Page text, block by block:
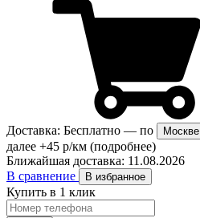
Доставка: Бесплатно — по Москве
далее +45 р/км (подробнее)
Ближайшая доставка: 11.08.2026
В сравнение
В избранное
Купить в 1 клик